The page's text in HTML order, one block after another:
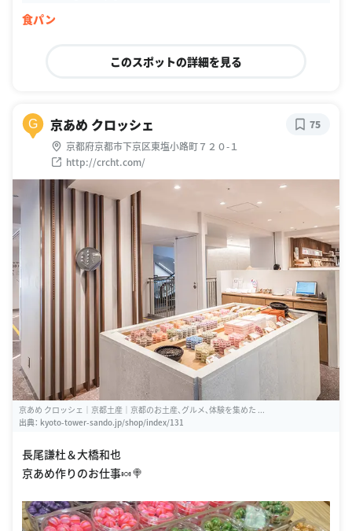
食パン
このスポットの詳細を見る
G 京あめ クロッシェ
京都府京都市下京区東塩小路町７２０-１
http://crcht.com/
75
京あめ クロッシェ｜京都土産｜京都のお土産、グルメ、体験を集めた ...
出典： kyoto-tower-sando.jp/shop/index/131
長尾謙杜＆大橋和也
京あめ作りのお仕事🍬🍭